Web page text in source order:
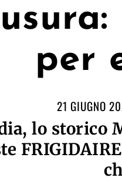
per
21 GIUGNO
lo storico